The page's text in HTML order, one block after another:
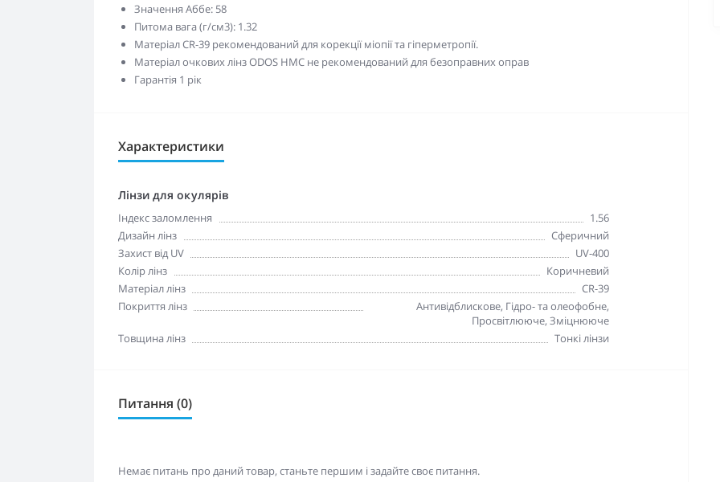
Значення Аббе: 58
Питома вага (г/см3): 1.32
Матеріал CR-39 рекомендований для корекції міопії та гіперметропії.
Матеріал очкових лінз ODOS HMC не рекомендований для безоправних оправ
Гарантія 1 рік
Характеристики
Лінзи для окулярів
Індекс заломлення
1.56
Дизайн лінз
Сферичний
Захист від UV
UV-400
Колір лінз
Коричневий
Матеріал лінз
CR-39
Покриття лінз
Антивідблискове, Гідро- та олеофобне,
Просвітлююче, Зміцнююче
Товщина лінз
Тонкі лінзи
Питання (0)
Немає питань про даний товар, станьте першим і задайте своє питання.